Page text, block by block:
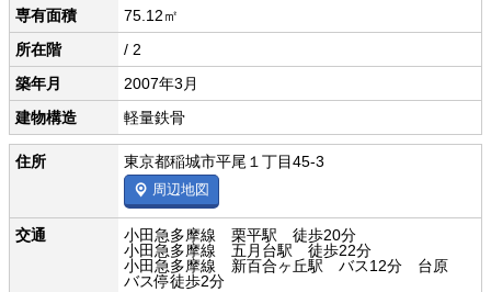
専有面積
75.12㎡
所在階
/ 2
築年月
2007年3月
建物構造
軽量鉄骨
住所 東京都稲城市平尾１丁目45-3
周辺地図
交通
小田急多摩線 栗平駅 徒歩20分
小田急多摩線 五月台駅 徒歩22分
小田急多摩線 新百合ヶ丘駅 バス12分 台原
バス停徒歩2分